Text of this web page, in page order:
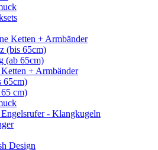
Ketten + Armbänder
(bis 65cm)
(ab 65cm)
+ Armbänder
65cm)
cm)
- Klangkugeln
Design